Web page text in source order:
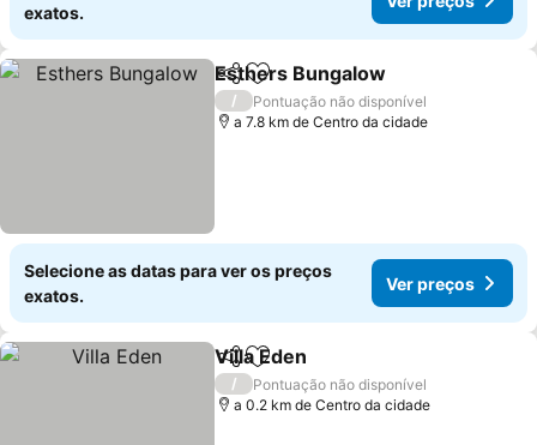
exatos.
PartilharAdicionar aos favoritos
Esthers Bungalow
/
Pontuação não disponível
a 7.8 km de Centro da cidade
Selecione as datas para ver os preços
exatos.
Ver preços
PartilharAdicionar aos favoritos
Villa Eden
/
Pontuação não disponível
a 0.2 km de Centro da cidade